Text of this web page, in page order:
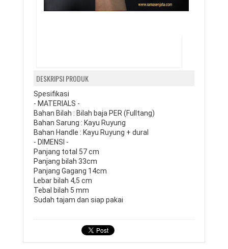
DESKRIPSI PRODUK
Spesifikasi
- MATERIALS -
Bahan Bilah : Bilah baja PER (Fulltang)
Bahan Sarung : Kayu Ruyung
Bahan Handle : Kayu Ruyung + dural
- DIMENSI -
Panjang total 57 cm
Panjang bilah 33cm
Panjang Gagang 14cm
Lebar bilah 4,5 cm
Tebal bilah 5 mm
Sudah tajam dan siap pakai